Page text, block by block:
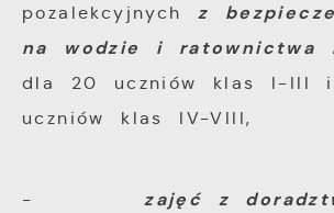
pozalekcyjnych z
na wodzie i ratownictwa
dla 20 uczniów klas I-III
uczniów klas IV-VIII,
-zajęć z